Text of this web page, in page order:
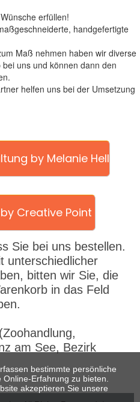
erfüllen!
handgefertigte
Maß nehmen haben wir diverse
uns und können dann den
helfen uns bei der Umsetzung
by Melanie Hell
Creative Point
Sie bei uns bestellen.
unterschiedlicher
bitten wir Sie, die
in das Feld
(Zoohandlung,
am See, Bezirk
bestimmte persönliche
Erfahrung zu bieten.
akzeptieren Sie unsere